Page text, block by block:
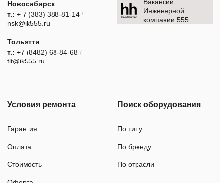
Новосибирск
т.: + 7 (383) 388-81-14 /
nsk@ik555.ru
Тольятти
т.: +7 (8482) 68-84-68 /
tlt@ik555.ru
Вакансии
Инженерной
компании 555
Условия ремонта
Гарантия
Оплата
Стоимость
Поиск оборудования
По типу
По бренду
По отрасли